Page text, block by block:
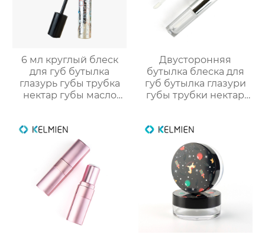
6 мл круглый блеск
для губ бутылка
глазурь губы трубка
нектар губы масло
упаковка маркировка
Двусторонняя
бутылка блеска для
губ бутылка глазури
губы трубки нектар
косметической
упаковки фабрики
OEM